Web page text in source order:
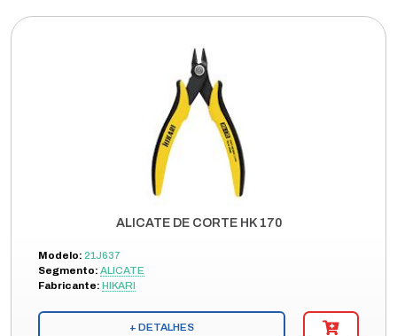
ALICATE DE CORTE HK 170
Modelo: 21J637
Segmento: ALICATE
Fabricante: HIKARI
+ DETALHES